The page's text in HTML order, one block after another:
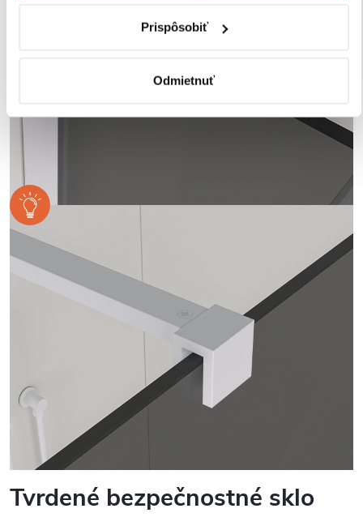
Prispôsobiť
Odmietnuť
Tvrdené bezpečnostné sklo